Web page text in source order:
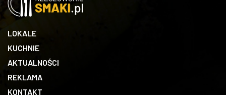
LOKALE
KUCHNIE
AKTUALNOŚCI
REKLAMA
KONTAKT